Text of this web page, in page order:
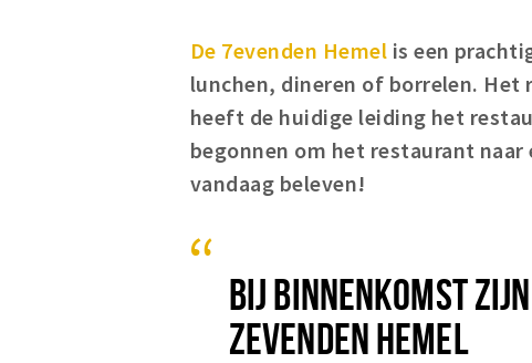
De 7evenden Hemel is een
lunchen, dineren of borrelen. Het
heeft de huidige leiding het
begonnen om het restaurant
vandaag beleven!
BIJ BINNENKOMST
ZEVENDEN HEMEL